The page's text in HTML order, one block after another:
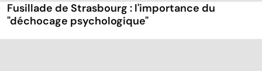
Fusillade de Strasbourg : l'importance du
"déchocage psychologique"